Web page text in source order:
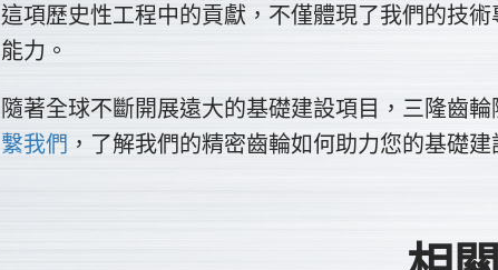
這項歷史性工程中的貢獻，不僅體現了我們的技
能力。
隨著全球不斷開展遠大的基礎建設項目，三隆齒
繫我們 ，了解我們的精密齒輪如何助力您的基礎